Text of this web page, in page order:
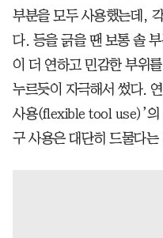
부분을 모두 사용했는데,
다. 등을 긁을 땐 보통 솔
이 더 연하고 민감한 부위
누르듯이 자극해서 썼다.
사용(flexible tool use)’의
구 사용은 대단히 드물다는